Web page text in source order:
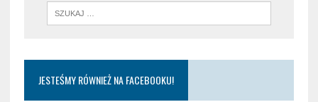
JESTEŚMY RÓWNIEŻ NA FACEBOOKU!